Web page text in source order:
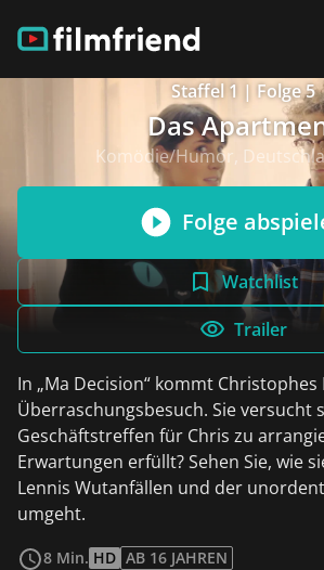
Staffel 1 | Folge 5
Das
Komödie/Humor,
Folge
Watchlist
Trailer
In „Ma Decision“ kommt
Überraschungsbesuch. Sie versucht
Geschäftstreffen für Chris zu
Erwartungen erfüllt? Sehen Sie, wie
Lennis Wutanfällen und der
umgeht.
8 Min. HD AB 16 JAHREN